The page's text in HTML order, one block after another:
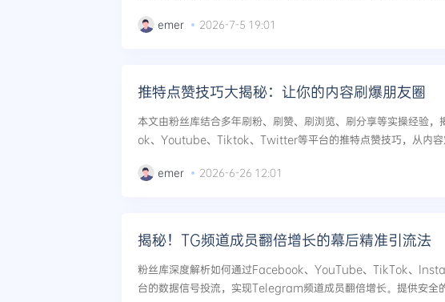
emer 2026-7-5 19:01
推特点赞技巧大揭秘：让你的内容刷爆朋友圈
本文由粉丝库结合多年刷粉、刷赞、刷浏览、刷分享等实操经验
ok、Youtube、Tiktok、Twitter等平台的推特点赞技巧，从内容
emer 2026-6-26 12:01
揭秘！TG频道成员翻倍增长的幕后精准引流法
粉丝库深度解析如何通过Facebook、YouTube、TikTok、
台的数据信号投流，实现Telegram频道成员翻倍增长。提供安全